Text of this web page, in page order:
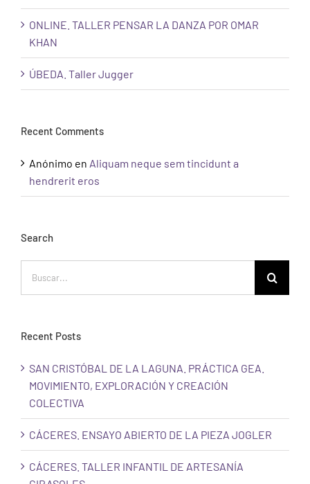
ONLINE. TALLER PENSAR LA DANZA POR OMAR
KHAN
ÚBEDA. Taller Jugger
Recent Comments
Anónimo en Aliquam neque sem tincidunt a
hendrerit eros
Search
Recent Posts
SAN CRISTÓBAL DE LA LAGUNA. PRÁCTICA GEA.
MOVIMIENTO, EXPLORACIÓN Y CREACIÓN
COLECTIVA
CÁCERES. ENSAYO ABIERTO DE LA PIEZA JOGLER
CÁCERES. TALLER INFANTIL DE ARTESANÍA